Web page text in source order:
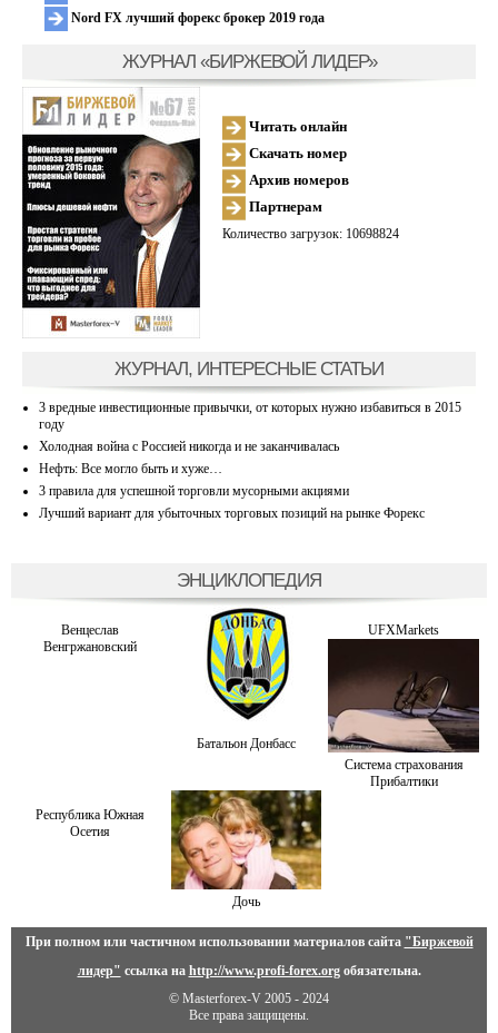
Nord FX лучший форекс брокер 2019 года
ЖУРНАЛ «БИРЖЕВОЙ ЛИДЕР»
Читать онлайн
Скачать номер
Архив номеров
Партнерам
Количество загрузок: 10698824
ЖУРНАЛ, ИНТЕРЕСНЫЕ СТАТЬИ
3 вредные инвестиционные привычки, от которых нужно избавиться в 2015
году
Холодная война с Россией никогда и не заканчивалась
Нефть: Все могло быть и хуже…
3 правила для успешной торговли мусорными акциями
Лучший вариант для убыточных торговых позиций на рынке Форекс
ЭНЦИКЛОПЕДИЯ
Венцеслав
Венгржановский
Батальон Донбасс
UFXMarkets
Система страхования
Прибалтики
Республика Южная
Осетия
Дочь
При полном или частичном использовании материалов сайта "Биржевой
лидер" ссылка на http://www.profi-forex.orgобязательна.
© Masterforex-V 2005 - 2024
Все права защищены.